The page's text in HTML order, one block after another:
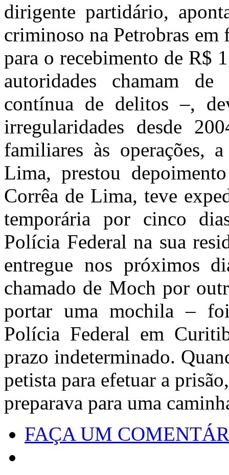
dirigente partidário,
criminoso na Petrobras
para o recebimento de R$
autoridades chamam
contínua de delitos –,
irregularidades desde
familiares às operações,
Lima, prestou
Corrêa de Lima, teve
temporária por cinco
Polícia Federal na sua
entregue nos próximos
chamado de Moch por
portar uma mochila –
Polícia Federal em
prazo indeterminado.
petista para efetuar a
preparava para uma
FAÇA UM